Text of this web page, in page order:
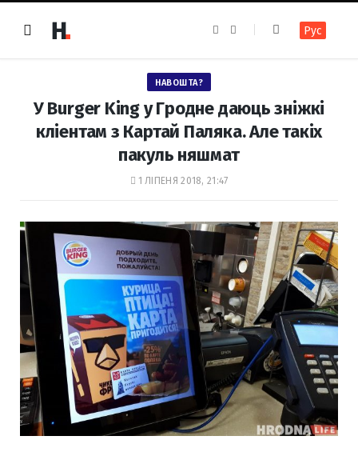
e
k
t
a
m
Рус
НАВОШТА?
У Burger King у Гродне даюць зніжкі
кліентам з Картай Паляка. Але такіх
пакуль няшмат
1 ЛІПЕНЯ 2018, 21:47